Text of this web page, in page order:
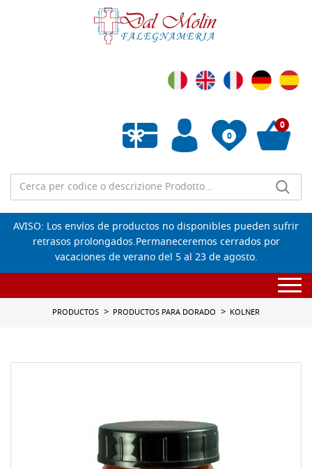
0
Lista de deseos vacía
0
AVISO: Los envíos de productos no disponibles pueden sufrir
retrasos prolongados.Permaneceremos cerrados por
vacaciones de verano del 5 al 23 de agosto.
PRODUCTOS PRODUCTOS PARA DORADO KOLNER